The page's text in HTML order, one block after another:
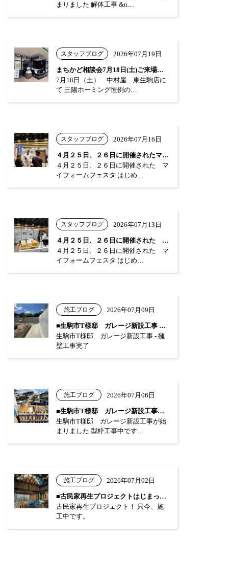
まりました 解体工事 &n…
スタッフブログ 2026年07月19日
まちかど相談会7月18日(土)ご来場あり…
7月18日（土） 中村屋 東生駒店に
て 三陽ホーミング恒例の…
スタッフブログ 2026年07月16日
４月２５日、２６日に開催されたマイフォー…
４月２５日、２６日に開催された マ
イフォームフェスタ はじめ…
スタッフブログ 2026年07月13日
４月２５日、２６日に開催された マイフォ…
４月２５日、２６日に開催された マ
イフォームフェスタ はじめ…
施工ブログ 2026年07月09日
■生駒市T様邸 ガレージ新設工事 …
生駒市T様邸 ガレージ新設工事 - 擁
壁工事完了
施工ブログ 2026年07月06日
■生駒市T様邸 ガレージ新設工事が始まり…
生駒市T様邸 ガレージ新設工事が始
まりました 型枠工事中です…
施工ブログ 2026年07月02日
■古民家再生プロジェクトはじまっています…
古民家再生プロジェクト！ 只今、施
工中です。